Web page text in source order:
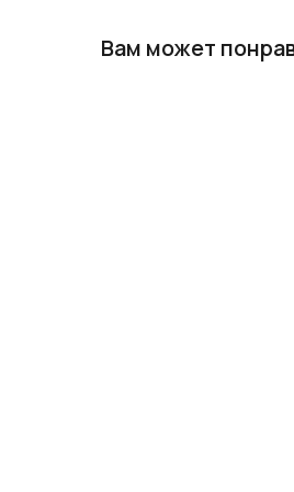
Вам может